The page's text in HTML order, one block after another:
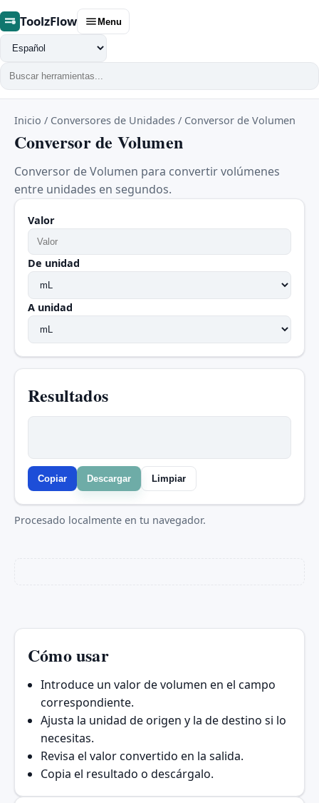
ToolzFlow Menu
Cambiar
idioma
Inicio / Conversores de Unidades / Conversor de Volumen
Conversor de Volumen
Conversor de Volumen para convertir volúmenes
entre unidades en segundos.
Valor
De unidad
A unidad
Resultados
Copiar Descargar Limpiar
Procesado localmente en tu navegador.
Cómo usar
Introduce un valor de volumen en el campo
correspondiente.
Ajusta la unidad de origen y la de destino si lo
necesitas.
Revisa el valor convertido en la salida.
Copia el resultado o descárgalo.